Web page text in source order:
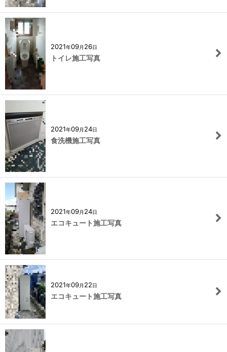
2021年09月 26日
トイレ施工写真
2021年09月 24日
食洗機施工写真
2021年09月 24日
エコキュート施工写真
2021年09月 22日
エコキュート施工写真